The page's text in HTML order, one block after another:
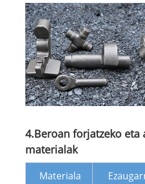
4.Beroan forjatzeko eta
materialak
Materiala